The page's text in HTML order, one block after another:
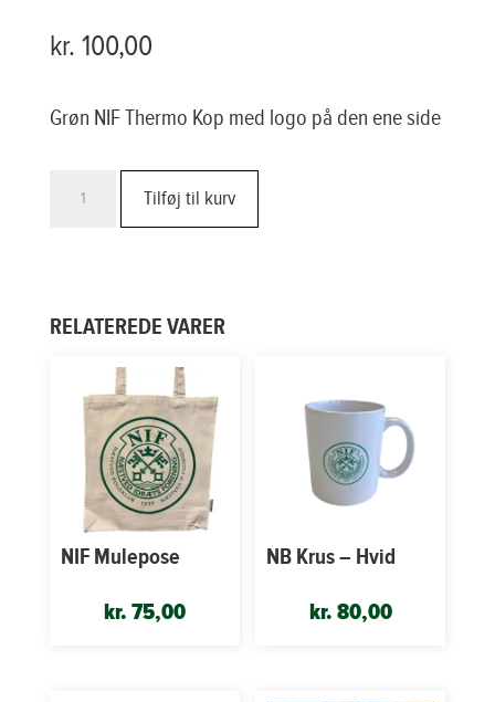
kr. 100,00
Grøn NIF Thermo Kop med logo på den ene side
Thermo
tilføj til kurv
RELATEREDE VARER
NIF Mulepose
kr. 75,00
NB Krus – Hvid
kr. 80,00